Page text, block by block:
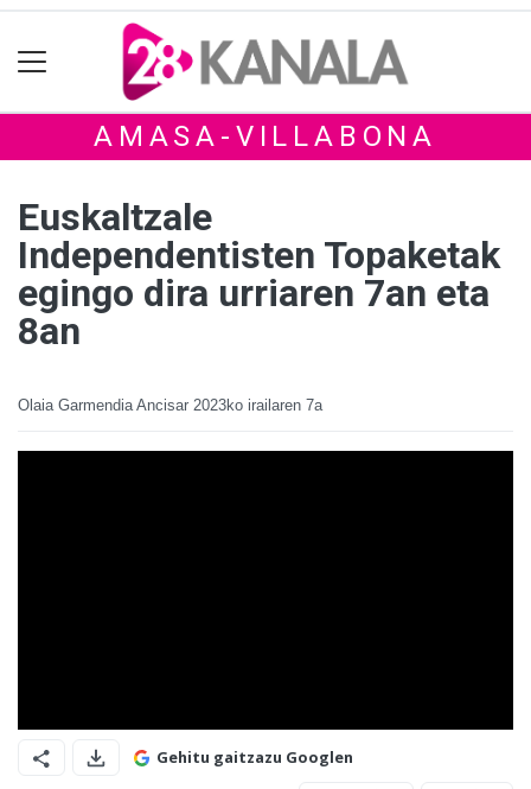
AMASA-VILLABONA
Euskaltzale
Independentisten Topaketak
egingo dira urriaren 7an eta
8an
Olaia Garmendia Ancisar 2023ko irailaren 7a
Gehitu gaitzazu Googlen